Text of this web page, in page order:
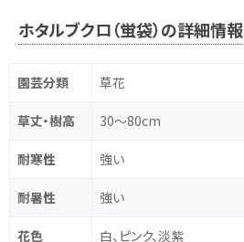
ホタルブクロ（蛍袋）の詳細情報
園芸分類 草花
草丈・樹高 30～80cm
耐寒性 強い
耐暑性 強い
花色 白、ピンク、淡紫